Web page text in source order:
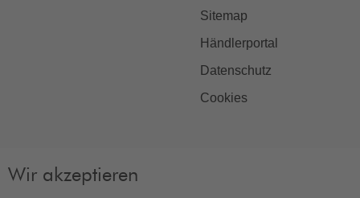
Sitemap
Händlerportal
Datenschutz
Cookies
Wir akzeptieren